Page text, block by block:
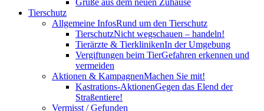
Grüße aus dem neuen Zuhause
Tierschutz
Allgemeine InfosRund um den Tierschutz
TierschutzNicht wegschauen – handeln!
Tierärzte & TierklinikenIn der Umgebung
Vergiftungen beim TierGefahren erkennen und
vermeiden
Aktionen & KampagnenMachen Sie mit!
Kastrations-AktionenGegen das Elend der
Straßentiere!
Vermisst / Gefunden